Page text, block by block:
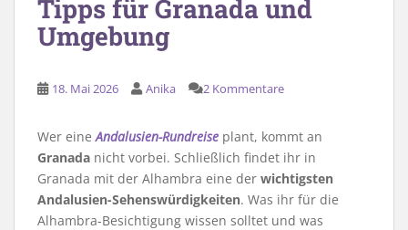
Tipps für Granada und
Umgebung
18. Mai 2026 Anika 2 Kommentare
Wer eineAndalusien-Rundreise plant, kommt an
Granada nicht vorbei. Schließlich findet ihr in
Granada mit der Alhambra eine der wichtigsten
Andalusien-Sehenswürdigkeiten. Was ihr für die
Alhambra-Besichtigung wissen solltet und was